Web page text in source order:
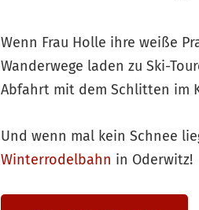
Wenn Frau Holle ihre weiße
Wanderwege laden zu Ski-
Abfahrt mit dem Schlitten im
Und wenn mal kein Schnee
Winterrodelbahn in Oderwitz!